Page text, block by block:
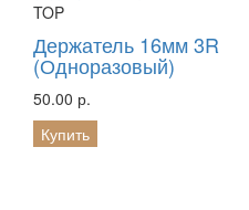
TOP
Держатель 16мм 3R
(Одноразовый)
50.00 р.
Купить